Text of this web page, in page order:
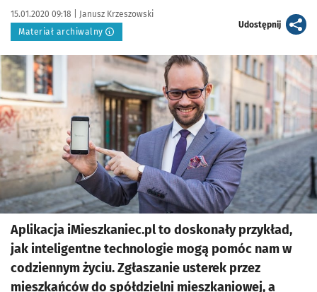
Data publikacji:
15.01.2020 09:18 | Autor:
Janusz Krzeszowski
Materiał archiwalny
Udostępnijartykuł
Kliknij, aby powiększyć
Aplikacja iMieszkaniec.pl to doskonały przykład,
jak inteligentne technologie mogą pomóc nam w
codziennym życiu. Zgłaszanie usterek przez
mieszkańców do spółdzielni mieszkaniowej, a